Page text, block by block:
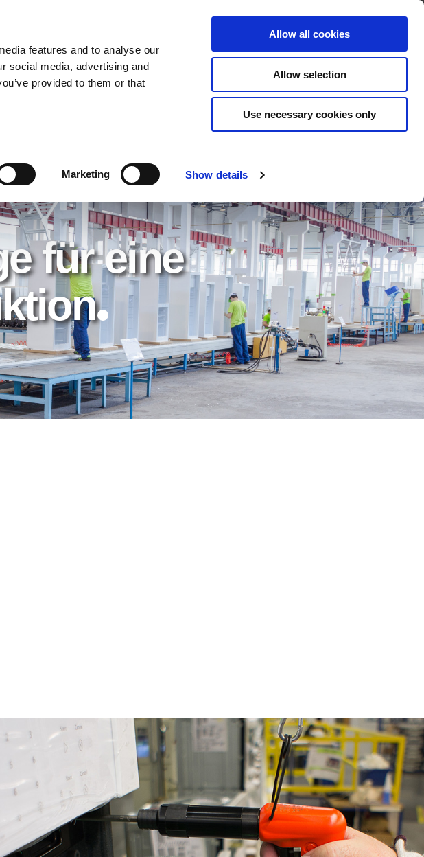
features and to analyse our
social media, advertising and
provided to them or that
Marketing Show details
Allow all cookies
Allow selection
Use necessary cookies only
Über Cleco Kontakt
DOWNLOADS SERVICE & SUPPORT
für eine